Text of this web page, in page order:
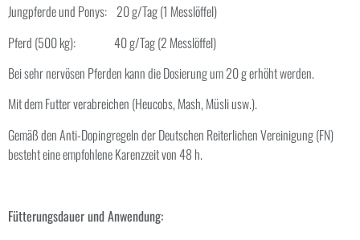
Jungpferde und Ponys: 20 g/Tag (1 Messlöffel)
Pferd (500 kg): 40 g/Tag (2 Messlöffel)
Bei sehr nervösen Pferden kann die Dosierung um 20 g erhöht werden.
Mit dem Futter verabreichen (Heucobs, Mash, Müsli usw.).
Gemäß den Anti-Dopingregeln der Deutschen Reiterlichen Vereinigung (FN)
besteht eine empfohlene Karenzzeit von 48 h.
Fütterungsdauer und Anwendung: